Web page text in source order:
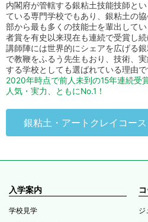
内閣府が管轄する銀粘土技能技師と
ている専門学校でもあり、銀粘土の
部から最も多くの技能士を輩出して
者賞を有史以来現在も連続で受賞し続
講師陣には世界的にシェアを広げる
で教鞭をふるう先生もおり、技術、
する学校としても選ばれている理由で
2020年時点で前人未到の15年連続受
人気・実力、ともにNo.1！
銀粘土・アートクレイコース
入学案内
学校見学
ジ